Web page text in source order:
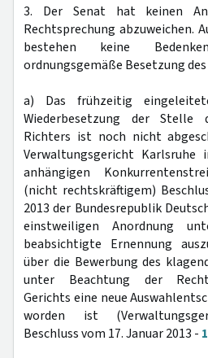
3. Der Senat hat keinen
Rechtsprechung abzuweichen.
bestehen keine
ordnungsgemäße Besetzung
a) Das frühzeitig
Wiederbesetzung der Stelle
Richters ist noch nicht
Verwaltungsgericht Karlsruhe
anhängigen
(nicht rechtskräftigem)
2013 der Bundesrepublik
einstweiligen Anordnung
beabsichtigte Ernennung
über die Bewerbung des
unter Beachtung der
Gerichts eine neue
worden ist
Beschluss vom 17. Januar 2013 -